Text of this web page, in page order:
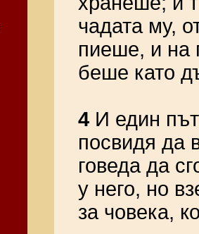
чадата му,
пиеше, и на
беше като
4 И един
посвидя да
говеда да
у него, но
за човека,